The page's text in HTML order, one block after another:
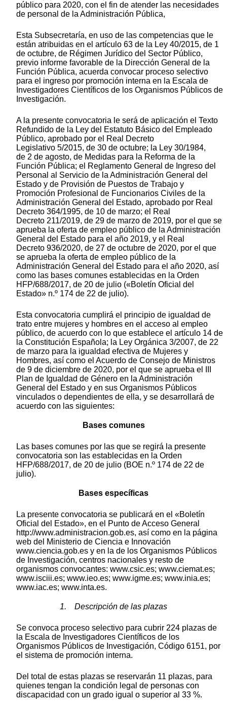
público para 2020, con el fin de atender las necesidades
de personal de la Administración Pública,
Esta Subsecretaría, en uso de las competencias que le
están atribuidas en el artículo 63 de la Ley 40/2015, de 1
de octubre, de Régimen Jurídico del Sector Público,
previo informe favorable de la Dirección General de la
Función Pública, acuerda convocar proceso selectivo
para el ingreso por promoción interna en la Escala de
Investigadores Científicos de los Organismos Públicos de
Investigación.
A la presente convocatoria le será de aplicación el Texto
Refundido de la Ley del Estatuto Básico del Empleado
Público, aprobado por el Real Decreto
Legislativo 5/2015, de 30 de octubre; la Ley 30/1984,
de 2 de agosto, de Medidas para la Reforma de la
Función Pública; el Reglamento General de Ingreso del
Personal al Servicio de la Administración General del
Estado y de Provisión de Puestos de Trabajo y
Promoción Profesional de Funcionarios Civiles de la
Administración General del Estado, aprobado por Real
Decreto 364/1995, de 10 de marzo; el Real
Decreto 211/2019, de 29 de marzo de 2019, por el que se
aprueba la oferta de empleo público de la Administración
General del Estado para el año 2019, y el Real
Decreto 936/2020, de 27 de octubre de 2020, por el que
se aprueba la oferta de empleo público de la
Administración General del Estado para el año 2020, así
como las bases comunes establecidas en la Orden
HFP/688/2017, de 20 de julio («Boletín Oficial del
Estado» n.º 174 de 22 de julio).
Esta convocatoria cumplirá el principio de igualdad de
trato entre mujeres y hombres en el acceso al empleo
público, de acuerdo con lo que establece el artículo 14 de
la Constitución Española; la Ley Orgánica 3/2007, de 22
de marzo para la igualdad efectiva de Mujeres y
Hombres, así como el Acuerdo de Consejo de Ministros
de 9 de diciembre de 2020, por el que se aprueba el III
Plan de Igualdad de Género en la Administración
General del Estado y en sus Organismos Públicos
vinculados o dependientes de ella, y se desarrollará de
acuerdo con las siguientes:
Bases comunes
Las bases comunes por las que se regirá la presente
convocatoria son las establecidas en la Orden
HFP/688/2017, de 20 de julio (BOE n.º 174 de 22 de
julio).
Bases específicas
La presente convocatoria se publicará en el «Boletín
Oficial del Estado», en el Punto de Acceso General
http://www.administracion.gob.es, así como en la página
web del Ministerio de Ciencia e Innovación
www.ciencia.gob.es y en la de los Organismos Públicos
de Investigación, centros nacionales y resto de
organismos convocantes: www.csic.es; www.ciemat.es;
www.isciii.es; www.ieo.es; www.igme.es; www.inia.es;
www.iac.es; www.inta.es.
1. Descripción de las plazas
Se convoca proceso selectivo para cubrir 224 plazas de
la Escala de Investigadores Científicos de los
Organismos Públicos de Investigación, Código 6151, por
el sistema de promoción interna.
Del total de estas plazas se reservarán 11 plazas, para
quienes tengan la condición legal de personas con
discapacidad con un grado igual o superior al 33 %.